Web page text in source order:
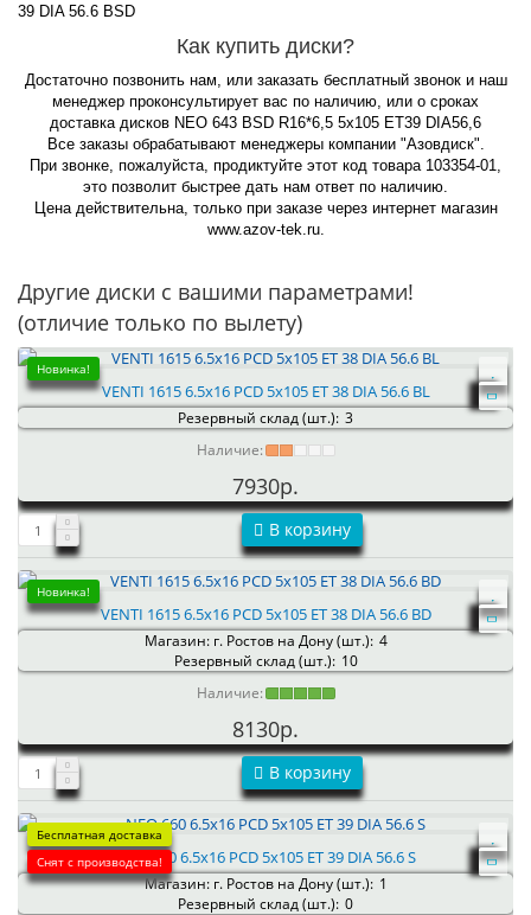
39 DIA 56.6 BSD
Как купить диски?
Достаточно позвонить нам, или заказать бесплатный звонок и наш
менеджер проконсультирует вас по наличию, или о сроках
доставка дисков NEO 643 BSD R16*6,5 5x105 ET39 DIA56,6
Все заказы обрабатывают менеджеры компании "Азовдиск".
При звонке, пожалуйста, продиктуйте этот код товара 103354-01,
это позволит быстрее дать нам ответ по наличию.
Цена действительна, только при заказе через интернет магазин
www.azov-tek.ru.
Другие диски с вашими параметрами!
(отличие только по вылету)
Новинка!
VENTI 1615 6.5x16 PCD 5x105 ET 38 DIA 56.6 BL
Резервный склад (шт.): 3
Наличие:
7930р.
В корзину
Новинка!
VENTI 1615 6.5x16 PCD 5x105 ET 38 DIA 56.6 BD
Магазин: г. Ростов на Дону (шт.): 4
Резервный склад (шт.): 10
Наличие:
8130р.
В корзину
Бесплатная доставка
Снят с производства!NEO 660 6.5x16 PCD 5x105 ET 39 DIA 56.6 S
Магазин: г. Ростов на Дону (шт.): 1
Резервный склад (шт.): 0